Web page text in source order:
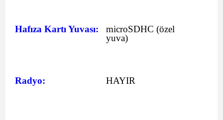
Hafıza Kartı Yuvası:
microSDHC (özel
yuva)
Radyo: HAYIR